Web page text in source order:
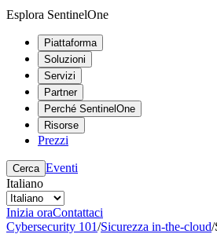
Esplora SentinelOne
Piattaforma
Soluzioni
Servizi
Partner
Perché SentinelOne
Risorse
Prezzi
Cerca Eventi
Italiano
Inizia oraContattaci
Cybersecurity 101/Sicurezza in-the-cloud/